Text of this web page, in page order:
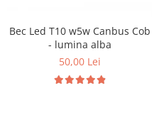
Bec Led T10 w5w Canbus Cob
- lumina alba
50,00 Lei